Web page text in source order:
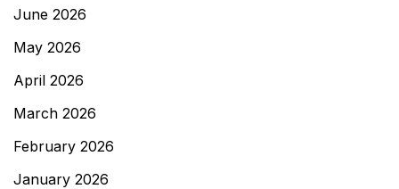
June 2026
May 2026
April 2026
March 2026
February 2026
January 2026